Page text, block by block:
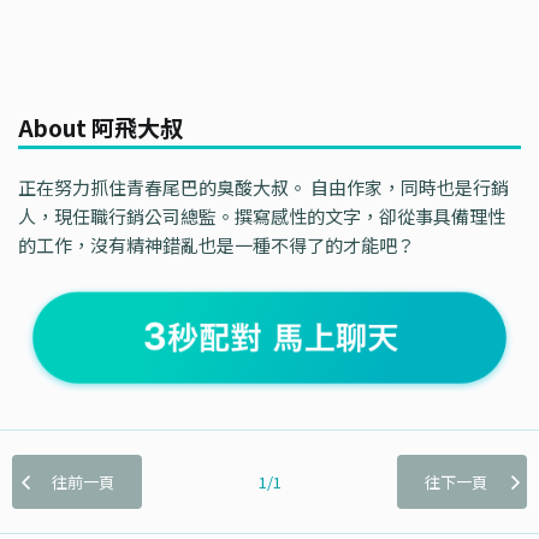
About 阿飛大叔
正在努力抓住青春尾巴的臭酸大叔。 自由作家，同時也是行銷
人，現任職行銷公司總監。撰寫感性的文字，卻從事具備理性
的工作，沒有精神錯亂也是一種不得了的才能吧？
往前一頁 1/1 往下一頁